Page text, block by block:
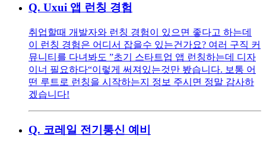
Q. Uxui 앱 런칭 경험
취업할때 개발자와 런칭 경험이 있으면 좋다고 하는데
이 런칭 경험은 어디서 잡을수 있는건가요? 여러 구직 커
뮤니티를 다녀봐도 ”초기 스타트업 앱 런칭하는데 디자
이너 필요하다“이렇게 써져있는것만 봤습니다. 보통 어
떤 루트로 런칭을 시작하는지 정보 주시면 정말 감사하
겠습니다!
Q. 코레일 전기통신 예비